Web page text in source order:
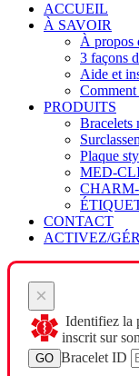
ACCUEIL
À SAVOIR
À propos
3 façons
Aide et
PRODUITS
Bracelets
Plaque
MED-
CONTACT
ACTIVEZ/
×
Identifiez la
inscrit sur
GO Bracelet ID